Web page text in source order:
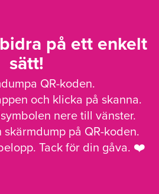
på ett enkelt
sätt!
QR-koden.
och klicka på skanna.
nere till vänster.
på QR-koden.
Tack för din gåva. ❤️